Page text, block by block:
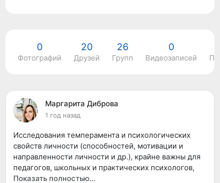
0
Фотографий
20
Друзей
26
Групп
0
Видеозаписей
Маргарита Диброва
1 год назад
Исследования темперамента и психологических
свойств личности (способностей, мотивации и
направленности личности и др.), крайне важны для
педагогов, школьных и практических психологов,
руководителей организаций, менеджеров в
Показать полностью…